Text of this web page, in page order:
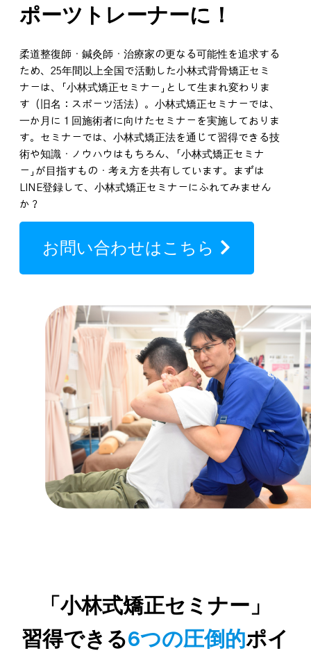
ポーツトレーナーに！
柔道整復師・鍼灸師・治療家の更なる可能性を追求する
ため、25年間以上全国で活動した小林式背骨矯正セミ
ナーは、「小林式矯正セミナー」として生まれ変わりま
す（旧名：スポーツ活法）。小林式矯正セミナーでは、
一か月に１回施術者に向けたセミナーを実施しておりま
す。セミナーでは、小林式矯正法を通じて習得できる技
術や知識・ノウハウはもちろん、「小林式矯正セミナ
ー」が目指すもの・考え方を共有しています。まずは
LINE登録して、小林式矯正セミナーにふれてみません
か？
お問い合わせはこちら
「小林式矯正セミナー」
習得できる6つの圧倒的ポイ